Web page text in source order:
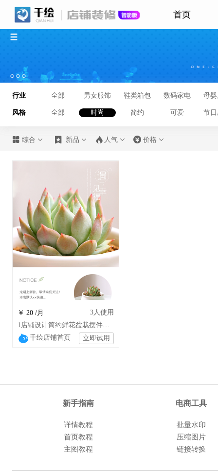
首页
行业 全部 男女服饰 鞋类箱包 数码家电 母
风格 全部 时尚 简约 可爱 节
 综合   新品   人气   价格 
￥ 20 /月 3人使用
1店铺设计简约鲜花盆栽摆件家居装饰日用饰品
千绘店铺首页
立即试用
新手指南 电商工具
详情教程
批量水印
首页教程
压缩图片
主图教程
链接转换